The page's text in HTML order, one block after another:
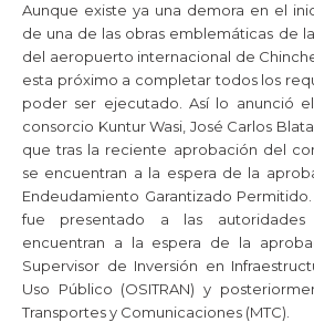
Aunque existe ya una demora en el
de una de las obras emblemáticas de
del aeropuerto internacional de
esta próximo a completar todos los
poder ser ejecutado. Así lo anunció
consorcio Kuntur Wasi, José Carlos
que tras la reciente aprobación del
se encuentran a la espera de la
Endeudamiento Garantizado
fue presentado a las
encuentran a la espera de la
Supervisor de Inversión en
Uso Público (OSITRAN) y
Transportes y Comunicaciones (MTC).